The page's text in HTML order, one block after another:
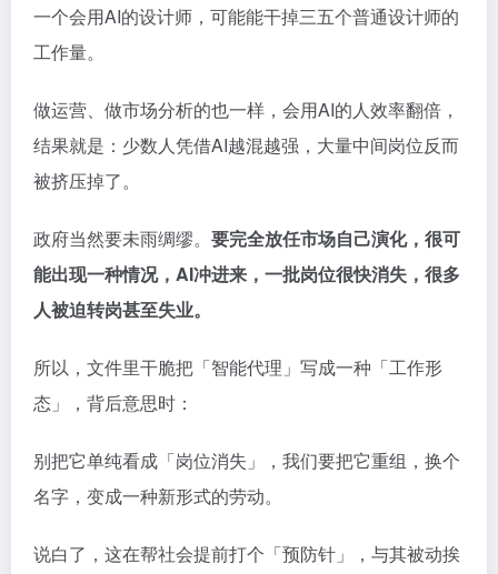
一个会用AI的设计师，可能能干掉三五个普通设计师的
工作量。
做运营、做市场分析的也一样，会用AI的人效率翻倍，
结果就是：少数人凭借AI越混越强，大量中间岗位反而
被挤压掉了。
政府当然要未雨绸缪。 要完全放任市场自己演化，很可
能出现一种情况，AI冲进来，一批岗位很快消失，很多
人被迫转岗甚至失业。
所以，文件里干脆把「智能代理」写成一种「工作形
态」，背后意思时：
别把它单纯看成「岗位消失」，我们要把它重组，换个
名字，变成一种新形式的劳动。
说白了，这在帮社会提前打个「预防针」，与其被动挨